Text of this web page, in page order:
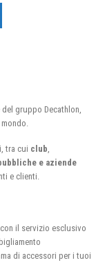
gruppo Decathlon,
tra cui club
e aziende
e clienti.
il servizio esclusivo
di accessori per i tuoi